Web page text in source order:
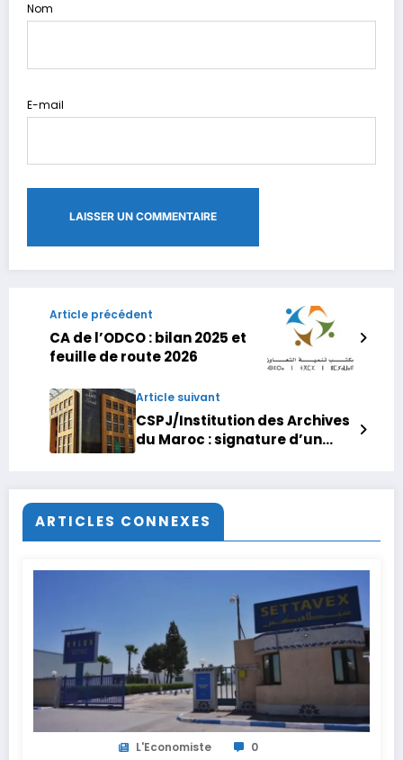
Nom
E-mail
Article précédent
CA de l’ODCO : bilan 2025 et
feuille de route 2026
Article suivant
CSPJ/Institution des Archives
du Maroc : signature d’un
ARTICLES CONNEXES
L'Economiste 0